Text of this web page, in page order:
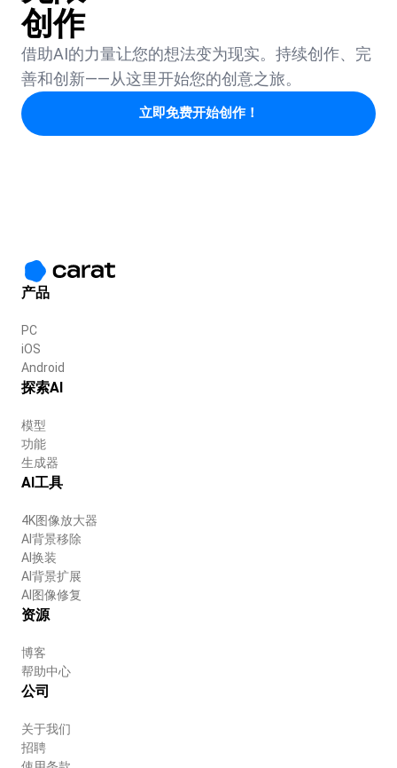
创作
借助AI的力量让您的想法变为现实。持续创作、完
善和创新——从这里开始您的创意之旅。
立即免费开始创作！
产品
PC
iOS
Android
探索AI
模型
功能
生成器
AI工具
4K图像放大器
AI背景移除
AI换装
AI背景扩展
AI图像修复
资源
博客
帮助中心
公司
关于我们
招聘